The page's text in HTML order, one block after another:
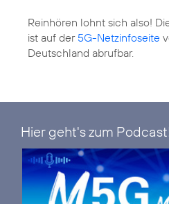
Reinhören lohnt sich also!
ist auf der 5G-Netzinfoseite
Deutschland abrufbar.
Hier geht's zum